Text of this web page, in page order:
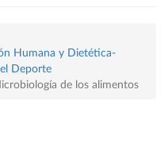
Humana y Dietética-
Deporte
de los alimentos